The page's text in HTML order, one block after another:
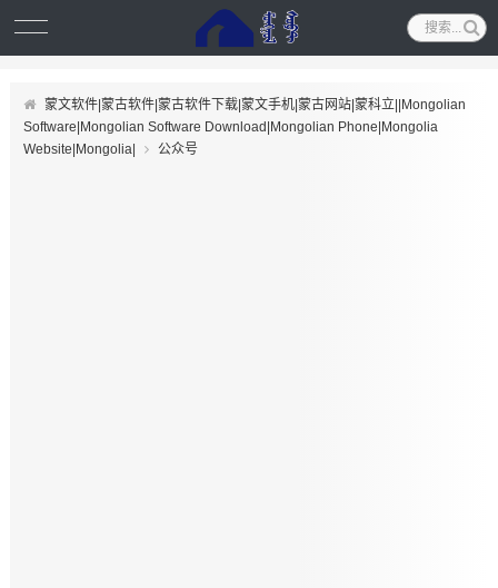
蒙文软件|蒙古软件|蒙古软件下载|蒙文手机|蒙古网站|蒙科立||Mongolian
Software|Mongolian Software Download|Mongolian Phone|Mongolia
Website|Mongolia|
公众号